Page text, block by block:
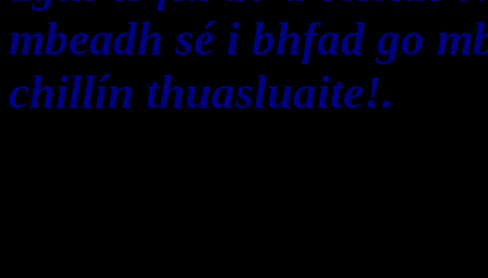
mbeadh sé i bhfad go
chillín thuasluaite!.